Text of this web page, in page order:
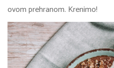
ovom prehranom. Krenimo!